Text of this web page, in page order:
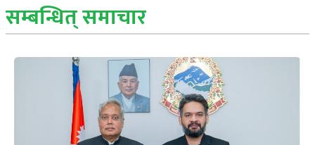
सम्बन्धित् समाचार